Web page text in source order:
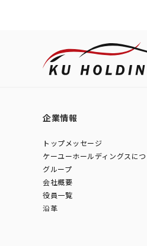
企業情報
トップメッセージ
ケーユーホールディングスに
グループ
会社概要
役員一覧
沿革